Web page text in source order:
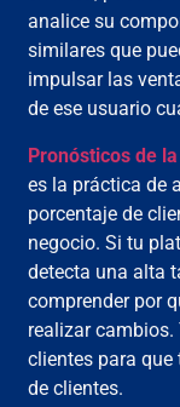
analice su
similares que
impulsar las
de ese usuario
Pronósticos de
es la práctica de
porcentaje de
negocio. Si tu
detecta una alta
comprender por
realizar
clientes para
de clientes.